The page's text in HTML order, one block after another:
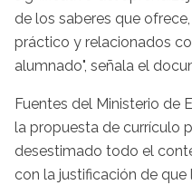
de los saberes que
práctico y relacionados
alumnado", señala el
Fuentes del Ministerio de
la propuesta de currículo
desestimado todo el
con la justificación de